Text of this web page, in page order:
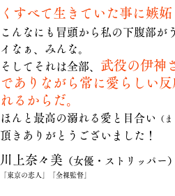
くすべて生きていた事に嫉妬
こんなにも冒頭から私の下腹部
イなぁ、みんな。
そしてそれは全部、 武役の伊神
でありながら常に愛らしい反
れるからだ。
ほんと最高の溺れる愛と目合い （
頂きありがとうございました！
川上奈々美 （女優・ストリッパー）
「東京の恋人」「全裸監督」